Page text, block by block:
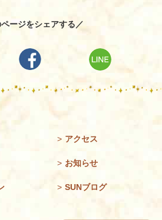
ージをシェアする／
> アクセス
> お知らせ
> SUNブログ